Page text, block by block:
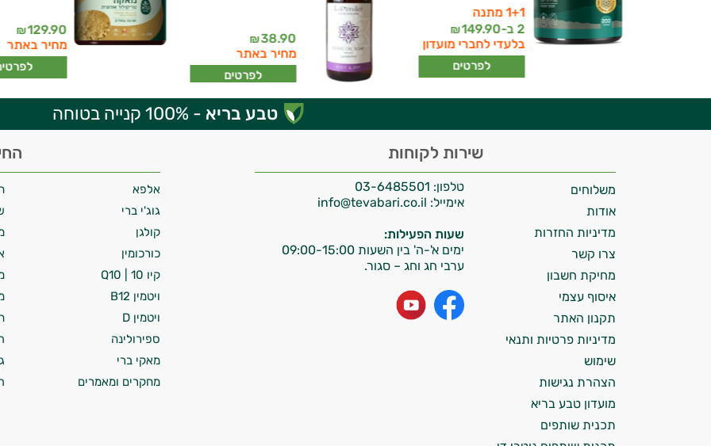
1+1 מתנה
2 ב-
149.90
₪
בלעדי לחברי מועדון
לפרטים
38.90
₪
מחיר באתר
לפרטים
129.90
₪
מחיר באתר
טבע בריא - 100% קנייה בטוחה
שירות לקוחות
טלפון: 03-6485501
אימייל:
שעות הפעילות:
ימים א'-ה' בין השעות 09:00-15:00
ערבי חג וחג – סגור.
משלוחים
אודות
מדיניות החזרות
צרו קשר
מחיקת חשבון
איסוף עצמי
תקנון האתר
מדיניות פרטיות ותנאי
שימוש
הצהרת נגישות
מועדון טבע בריא
תכנית שותפים
אלפא
גוג'י ברי
קולגן
כורכומין
קיו 10 | Q10
ויטמין B12
ויטמין D
ספירולינה
מאקי ברי
מחקרים ומאמרים
יועץ בריאות אישי AI
התשובות שלי מבוססות על מאגרי מידע קליניים
וספרות מקצועית בתחומי הרפואה הטבעית
ותזונת הספורט.
אני כאן כדי לעזור לך להתאים את תוספי
התזונה ומוצרי הבריאות המדויקים למטרות
ולמצב הגופני שלך, ולהסביר לך אילו רכיבים
עובדים יחד כדי למקסם תוצאות גם בחיי היום
המטרה שלי היא להתאים עבורך המלצות
אישיות מבוססות מדעית.
זה הזמן להתחיל. איך אוכל לעזור?